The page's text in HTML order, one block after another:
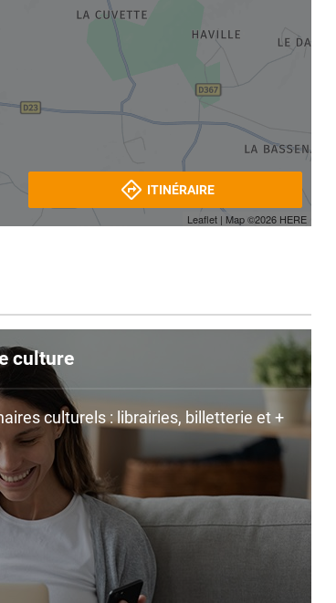
Leaflet | Map ©2026 HERE
ITINÉRAIRE
culture
culturels : librairies, billetterie et +